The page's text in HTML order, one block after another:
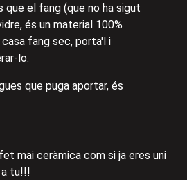
que el fang (que no ha sigut
és un material 100%
fang sec, porta'l i
lo.
que puga aportar, és
mai ceràmica com si ja eres uni
a tu!!!